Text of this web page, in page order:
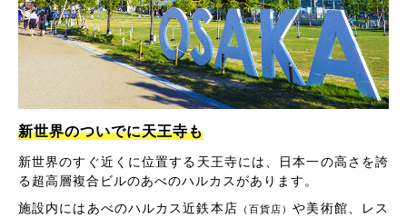
新世界のついでに天王寺も
新世界のすぐ近くに位置する天王寺には、日本一の高さを誇
る超高層複合ビルのあべのハルカスがあります。
施設内にはあべのハルカス近鉄本店 （百貨店）や美術館、レス